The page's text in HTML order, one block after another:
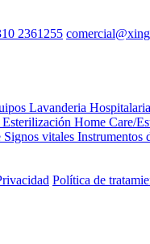
2361255
Lavanderia Hospitalaria
Home Care/
Signos vitales Instrumentos
Política de